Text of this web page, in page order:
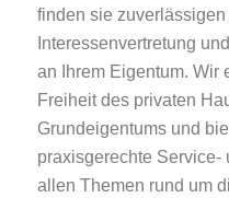
finden sie
Interessenvertretung
an Ihrem Eigentum. Wir
Freiheit des privaten
Grundeigentums und
praxisgerechte Service-
allen Themen rund um